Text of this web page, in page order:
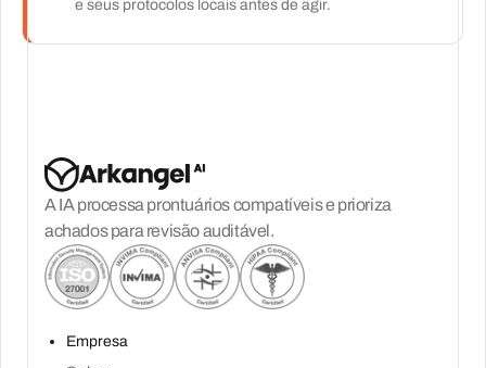
e seus protocolos locais antes de agir.
A IA processa prontuários compatíveis e prioriza
achados para revisão auditável.
Empresa